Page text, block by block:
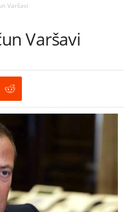
Varšavi
Varšavi